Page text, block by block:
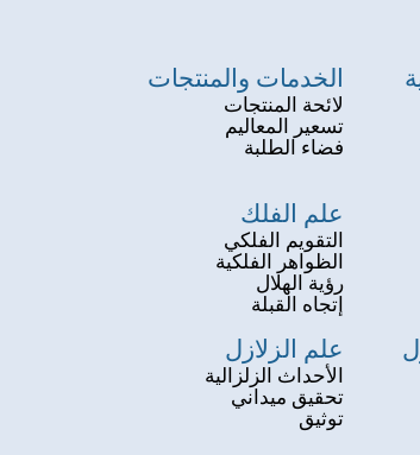
الخدمات والمنتجات
لائحة المنتجات
تسعير المعاليم
فضاء الطلبة
علم الفلك
التقويم الفلكي
الظواهر الفلكية
رؤية الهلال
إتجاه القبلة
علم الزلازل
الأحداث الزلزالية
تحقيق ميداني
توثيق